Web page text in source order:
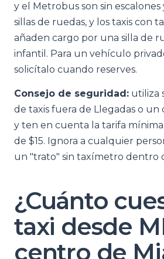
y el Metrobus son sin escalones
sillas de ruedas, y los taxis con
añaden cargo por una silla de
infantil. Para un vehículo
solicítalo cuando reserves.
Consejo de seguridad: utiliza
de taxis fuera de Llegadas o un
y ten en cuenta la tarifa
de $15. Ignora a cualquier
un "trato" sin taxímetro dentro
¿Cuánto
taxi desde
centro de